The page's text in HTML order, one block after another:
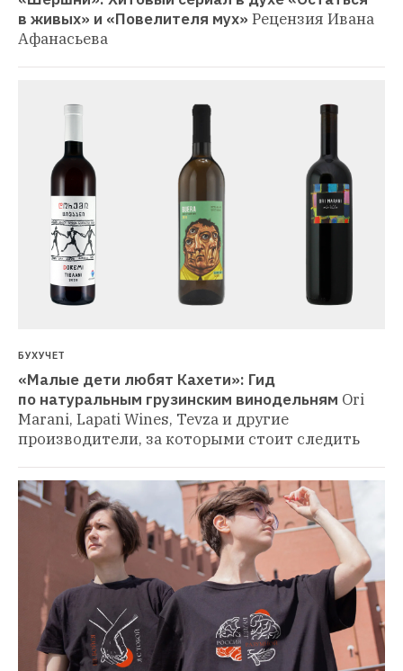
в живых» и «Повелителя мух» Рецензия Ивана
Афанасьева
БУХУЧЕТ
«Малые дети любят Кахети»: Гид
по натуральным грузинским винодельням Ori
Marani, Lapati Wines, Tevza и другие
производители, за которыми стоит следить